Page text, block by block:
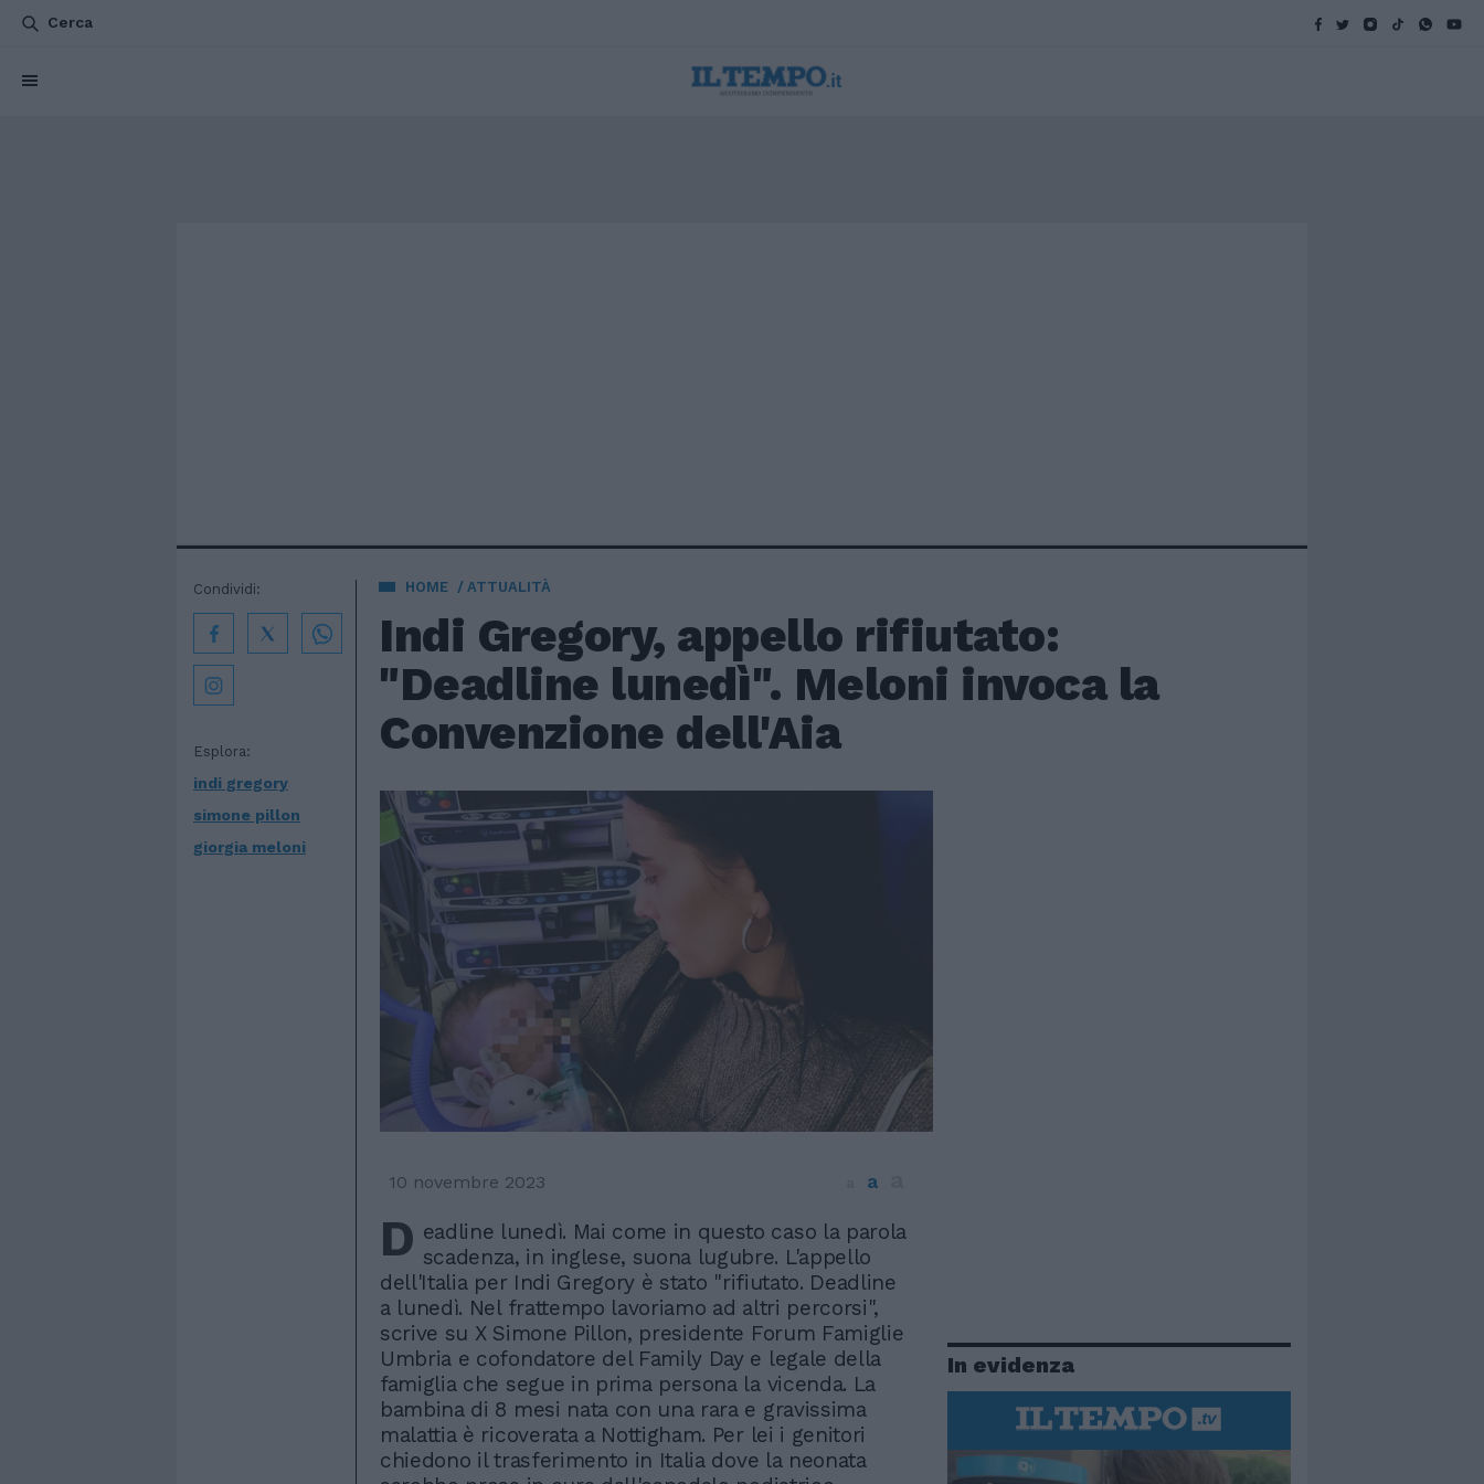
Cerca
HOME ATTUALITÀ
Indi Gregory, appello rifiutato:
"Deadline lunedì". Meloni invoca la
Convenzione dell'Aia
Esplora:
indi gregory
simone pillon
giorgia meloni
Condividi:
10 novembre 2023 a
D eadline lunedì. Mai come in questo caso la parola
scadenza, in inglese, suona lugubre. L'appello
dell'Italia per Indi Gregory è stato "rifiutato. Deadline
a lunedì. Nel frattempo lavoriamo ad altri percorsi",
scrive su X Simone Pillon, presidente Forum Famiglie
Umbria e cofondatore del Family Day e legale della
famiglia che segue in prima persona la vicenda. La
bambina di 8 mesi nata con una rara e gravissima
malattia è ricoverata a Nottigham. Per lei i genitori
chiedono il trasferimento in Italia dove la neonata
In evidenza